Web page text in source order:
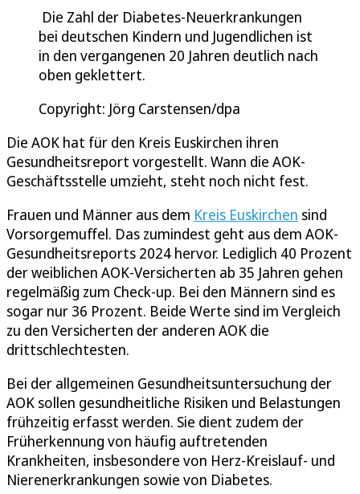
Die Zahl der Diabetes-Neuerkrankungen
bei deutschen Kindern und Jugendlichen ist
in den vergangenen 20 Jahren deutlich nach
oben geklettert.
Copyright: Jörg Carstensen/dpa
Die AOK hat für den Kreis Euskirchen ihren
Gesundheitsreport vorgestellt. Wann die AOK-
Geschäftsstelle umzieht, steht noch nicht fest.
Frauen und Männer aus dem Kreis Euskirchen sind
Vorsorgemuffel. Das zumindest geht aus dem AOK-
Gesundheitsreports 2024 hervor. Lediglich 40 Prozent
der weiblichen AOK-Versicherten ab 35 Jahren gehen
regelmäßig zum Check-up. Bei den Männern sind es
sogar nur 36 Prozent. Beide Werte sind im Vergleich
zu den Versicherten der anderen AOK die
drittschlechtesten.
Bei der allgemeinen Gesundheitsuntersuchung der
AOK sollen gesundheitliche Risiken und Belastungen
frühzeitig erfasst werden. Sie dient zudem der
Früherkennung von häufig auftretenden
Krankheiten, insbesondere von Herz-Kreislauf- und
Nierenerkrankungen sowie von Diabetes.